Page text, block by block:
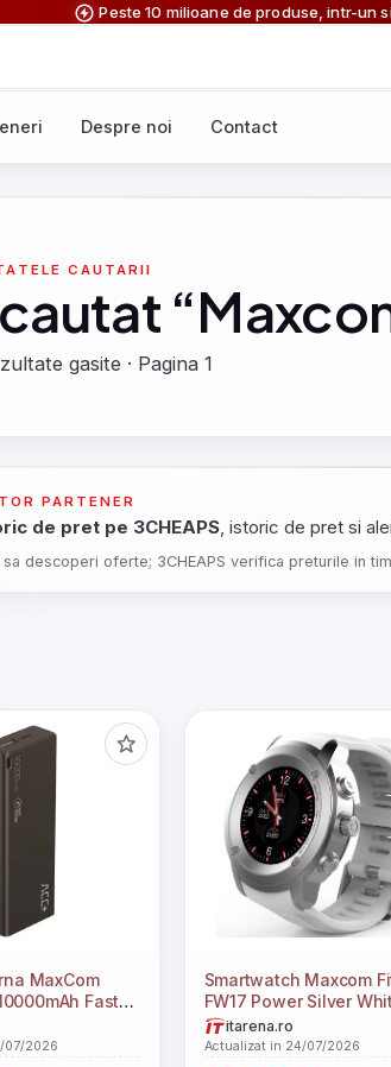
Peste 10 milioane de produse, intr-un
Despre noi Contact
CAUTARII
gasite · Pagina 1
PARTENER
de pret pe 3CHEAPS, istoric de pret si
sa descoperi oferte; 3CHEAPS verifica preturile in
MaxCom
07/2026
Smartwatch Maxcom
FW17 Power Silver
itarena.ro
Actualizat in 24/07/2026